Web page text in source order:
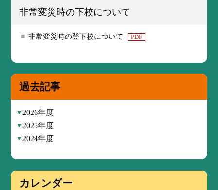
非常変災時の下校について
非常変災時の登下校について PDF
過去記事
2026年度
2025年度
2024年度
カレンダー